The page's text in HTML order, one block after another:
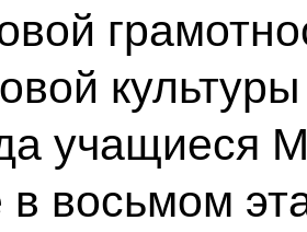
в восьмом